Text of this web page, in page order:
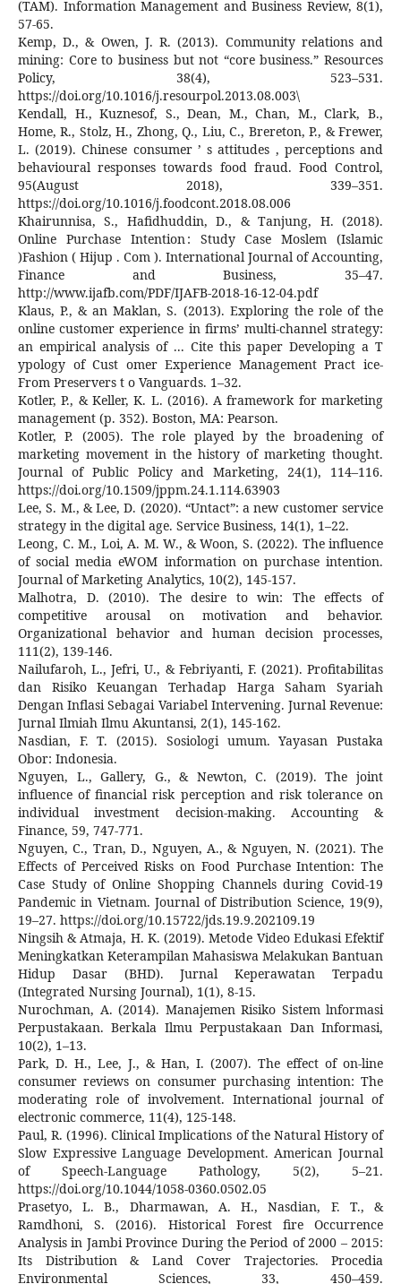
(TAM). Information Management and Business Review, 8(1),
57-65.
Kemp, D., & Owen, J. R. (2013). Community relations and
mining: Core to business but not “core business.” Resources
Policy, 38(4), 523–531.
https://doi.org/10.1016/j.resourpol.2013.08.003\
Kendall, H., Kuznesof, S., Dean, M., Chan, M., Clark, B.,
Home, R., Stolz, H., Zhong, Q., Liu, C., Brereton, P., & Frewer,
L. (2019). Chinese consumer ’ s attitudes , perceptions and
behavioural responses towards food fraud. Food Control,
95(August 2018), 339–351.
https://doi.org/10.1016/j.foodcont.2018.08.006
Khairunnisa, S., Hafidhuddin, D., & Tanjung, H. (2018).
Online Purchase Intention : Study Case Moslem (Islami̇c
)Fashi̇on ( Hijup . Com ). International Journal of Accounting,
Finance and Business, 35–47.
http://www.ijafb.com/PDF/IJAFB-2018-16-12-04.pdf
Klaus, P., & an Maklan, S. (2013). Exploring the role of the
online customer experience in firms’ multi-channel strategy:
an empirical analysis of ... Cite this paper Developing a T
ypology of Cust omer Experience Management Pract ice-
From Preservers t o Vanguards. 1–32.
Kotler, P., & Keller, K. L. (2016). A framework for marketing
management (p. 352). Boston, MA: Pearson.
Kotler, P. (2005). The role played by the broadening of
marketing movement in the history of marketing thought.
Journal of Public Policy and Marketing, 24(1), 114–116.
https://doi.org/10.1509/jppm.24.1.114.63903
Lee, S. M., & Lee, D. (2020). “Untact”: a new customer service
strategy in the digital age. Service Business, 14(1), 1–22.
Leong, C. M., Loi, A. M. W., & Woon, S. (2022). The influence
of social media eWOM information on purchase intention.
Journal of Marketing Analytics, 10(2), 145-157.
Malhotra, D. (2010). The desire to win: The effects of
competitive arousal on motivation and behavior.
Organizational behavior and human decision processes,
111(2), 139-146.
Nailufaroh, L., Jefri, U., & Febriyanti, F. (2021). Profitabilitas
dan Risiko Keuangan Terhadap Harga Saham Syariah
Dengan Inflasi Sebagai Variabel Intervening. Jurnal Revenue:
Jurnal Ilmiah Ilmu Akuntansi, 2(1), 145-162.
Nasdian, F. T. (2015). Sosiologi umum. Yayasan Pustaka
Obor: Indonesia.
Nguyen, L., Gallery, G., & Newton, C. (2019). The joint
influence of financial risk perception and risk tolerance on
individual investment decision‐making. Accounting &
Finance, 59, 747-771.
Nguyen, C., Tran, D., Nguyen, A., & Nguyen, N. (2021). The
Effects of Perceived Risks on Food Purchase Intention: The
Case Study of Online Shopping Channels during Covid-19
Pandemic in Vietnam. Journal of Distribution Science, 19(9),
19–27. https://doi.org/10.15722/jds.19.9.202109.19
Ningsih & Atmaja, H. K. (2019). Metode Video Edukasi Efektif
Meningkatkan Keterampilan Mahasiswa Melakukan Bantuan
Hidup Dasar (BHD). Jurnal Keperawatan Terpadu
(Integrated Nursing Journal), 1(1), 8-15.
Nurochman, A. (2014). Manajemen Risiko Sistem lnformasi
Perpustakaan. Berkala Ilmu Perpustakaan Dan Informasi,
10(2), 1–13.
Park, D. H., Lee, J., & Han, I. (2007). The effect of on-line
consumer reviews on consumer purchasing intention: The
moderating role of involvement. International journal of
electronic commerce, 11(4), 125-148.
Paul, R. (1996). Clinical Implications of the Natural History of
Slow Expressive Language Development. American Journal
of Speech-Language Pathology, 5(2), 5–21.
https://doi.org/10.1044/1058-0360.0502.05
Prasetyo, L. B., Dharmawan, A. H., Nasdian, F. T., &
Ramdhoni, S. (2016). Historical Forest fire Occurrence
Analysis in Jambi Province During the Period of 2000 – 2015:
Its Distribution & Land Cover Trajectories. Procedia
Environmental Sciences, 33, 450–459.